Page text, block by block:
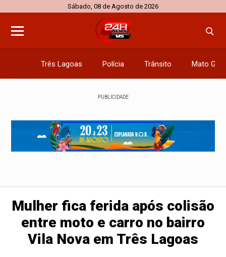
Sábado, 08 de Agosto de 2026
Três Lagoas Polícia Trânsito Mato
PUBLICIDADE
Mulher fica ferida após colisão
entre moto e carro no bairro
Vila Nova em Três Lagoas